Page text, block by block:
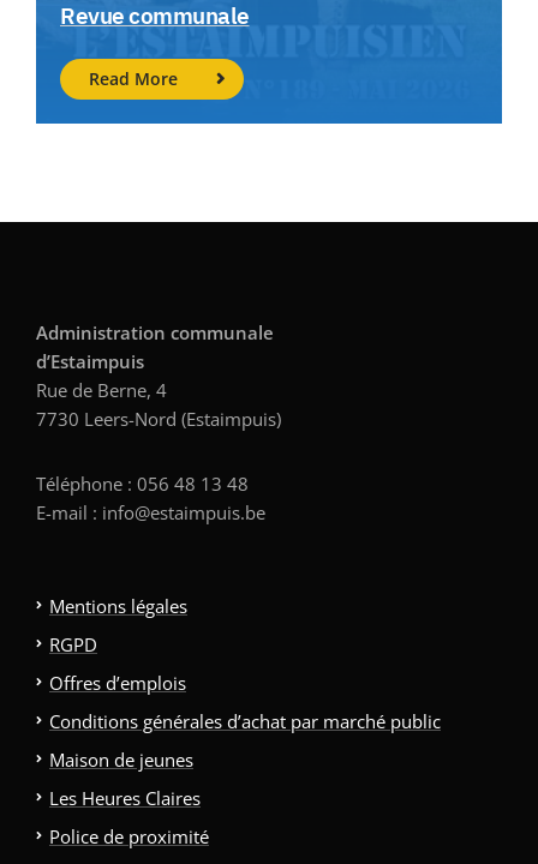
Revue communale
Read More
Administration communale
d’Estaimpuis
Rue de Berne, 4
7730 Leers-Nord (Estaimpuis)
Téléphone : 056 48 13 48
E-mail : info@estaimpuis.be
Mentions légales
RGPD
Offres d’emplois
Conditions générales d’achat par marché public
Maison de jeunes
Les Heures Claires
Police de proximité